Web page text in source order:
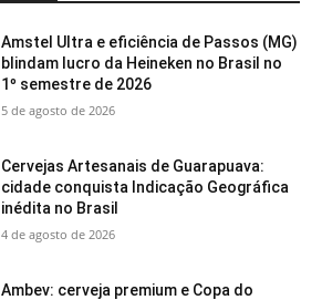
Amstel Ultra e eficiência de Passos (MG)
blindam lucro da Heineken no Brasil no
1º semestre de 2026
5 de agosto de 2026
Cervejas Artesanais de Guarapuava:
cidade conquista Indicação Geográfica
inédita no Brasil
4 de agosto de 2026
Ambev: cerveja premium e Copa do